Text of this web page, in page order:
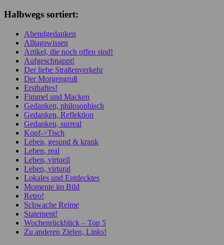
Halbwegs sortiert:
Abendgedanken
Alltagswissen
Artikel, die noch offen sind!
Aufgeschnappt!
Der liebe Straßenverkehr
Der Morgengruß
Ersthaftes!
Fimmel und Macken
Gedanken, philosophisch
Gedanken, Reflektion
Gedanken, surreal
Kopf->Tisch
Leben, gesund & krank
Leben, real
Leben, virtuell
Leben, virtural
Lokales und Entdecktes
Momente im Bild
Retro!
Schwache Reime
Statement!
Wochenrückblick – Top 5
Zu anderen Zielen, Links!